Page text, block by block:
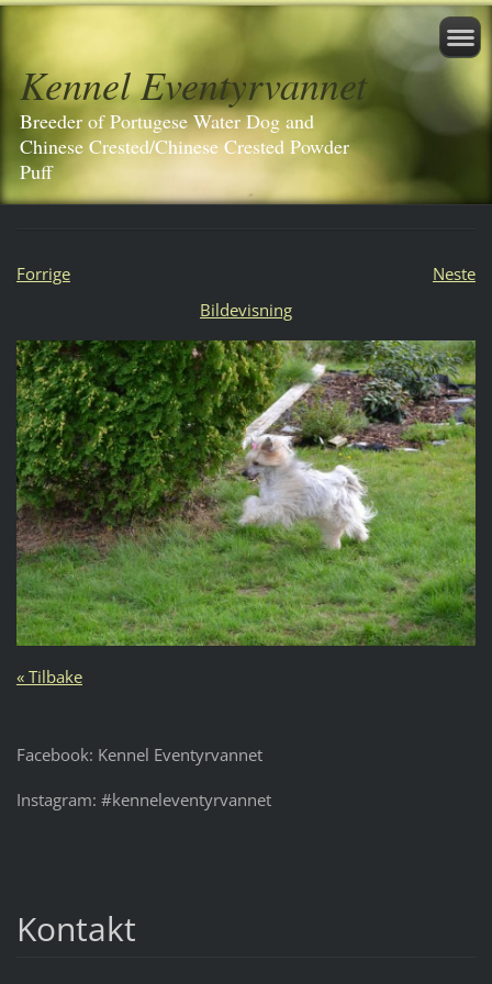
Kennel Eventyrvannet
Breeder of Portugese Water Dog and
Chinese Crested/Chinese Crested Powder
Puff
Forrige
Neste
Bildevisning
« Tilbake
Facebook: Kennel Eventyrvannet
Instagram: #kenneleventyrvannet
Kontakt